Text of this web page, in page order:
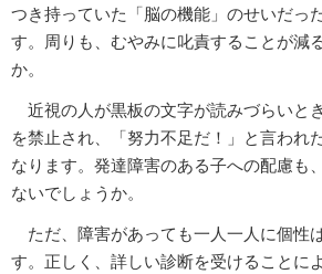
つき持っていた「脳の機能」のせいだっ
す。周りも、むやみに叱責することが減
か。
近視の人が黒板の文字が読みづらいと
を禁止され、「努力不足だ！」と言われ
なります。発達障害のある子への配慮も
ないでしょうか。
ただ、障害があっても一人一人に個性
す。正しく、詳しい診断を受けることに